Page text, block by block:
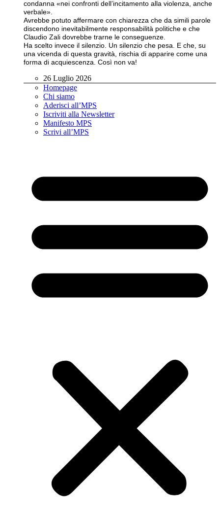
condanna «nei confronti dell’incitamento alla violenza, anche
verbale».
Avrebbe potuto affermare con chiarezza che da simili parole
discendono inevitabilmente responsabilità politiche e che
Claudio Zali dovrebbe trarne le conseguenze.
Ha scelto invece il silenzio. Un silenzio che pesa. E che, su
una vicenda di questa gravità, rischia di apparire come una
forma di acquiescenza. Così non va!
26 Luglio 2026
Homepage
Chi siamo
Aderisci all’MPS
Iscriviti alla Newsletter
Manifesto MPS
Scrivi all’MPS